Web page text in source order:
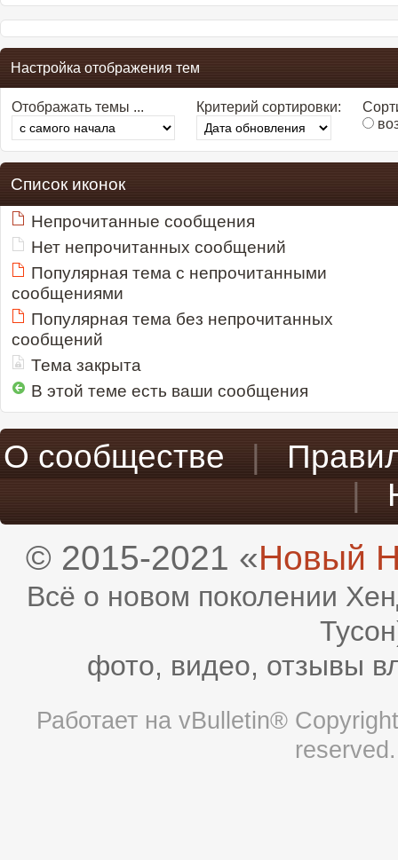
Настройка отображения тем
Отображать темы ... Критерий сортировки:
Список иконок
Непрочитанные сообщения
Нет непрочитанных сообщений
Популярная тема с непрочитанными
сообщениями
Популярная тема без непрочитанных
сообщений
Тема закрыта
В этой теме есть ваши сообщения
О сообществе
© 2015-2021 «Новый
Всё о новом поколении
фото, видео, отзывы
Работает на vBulletin®